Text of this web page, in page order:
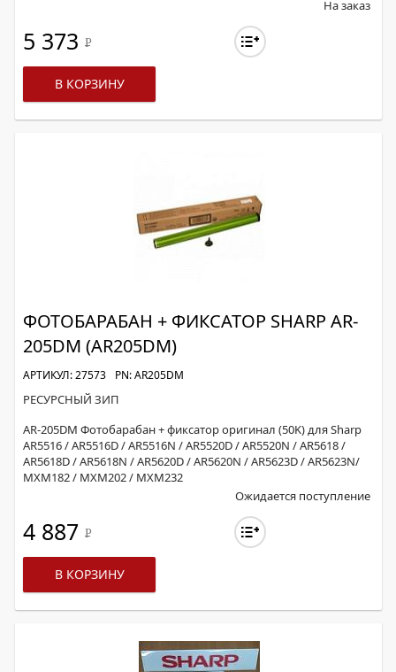
На заказ
5 373 Р
В КОРЗИНУ
ФОТОБАРАБАН + ФИКСАТОР SHARP AR-
205DM (AR205DM)
АРТИКУЛ: 27573 PN: AR205DM
РЕСУРСНЫЙ ЗИП
AR-205DM Фотобарабан + фиксатор оригинал (50K) для Sharp
AR5516 / AR5516D / AR5516N / AR5520D / AR5520N / AR5618 /
AR5618D / AR5618N / AR5620D / AR5620N / AR5623D / AR5623N/
MXM182 / MXM202 / MXM232
Ожидается поступление
4 887 Р
В КОРЗИНУ